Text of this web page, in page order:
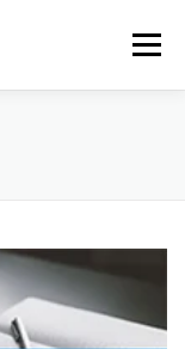
メニュー